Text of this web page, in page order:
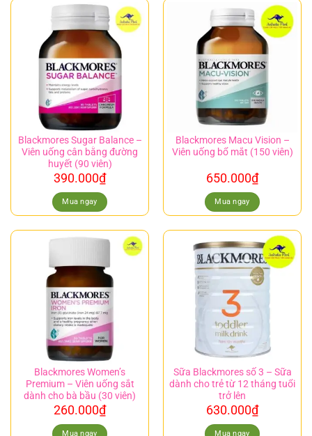
Blackmores Sugar Balance –
Viên uống cân bằng đường
huyết (90 viên)
390.000₫
Mua ngay
Blackmores Macu Vision –
Viên uống bổ mắt (150 viên)
650.000₫
Mua ngay
Blackmores Women’s
Premium – Viên uống sắt
dành cho bà bầu (30 viên)
260.000₫
Mua ngay
Sữa Blackmores số 3 – Sữa
dành cho trẻ từ 12 tháng tuổi
trở lên
630.000₫
Mua ngay